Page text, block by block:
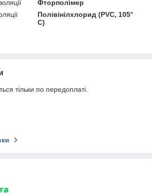
Фторполімер
Полівінілхлорид (PVC, 105°
C)
тільки по передоплаті.